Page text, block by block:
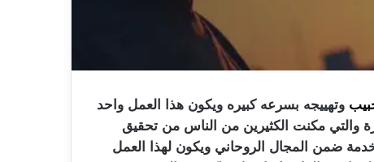
وتهييجه بسرعه كبيره ويكون هذا العمل واحد
والتي مكنت الكثيرين من الناس من تحقيق
ضمن المجال الروحاني ويكون لهذا العمل